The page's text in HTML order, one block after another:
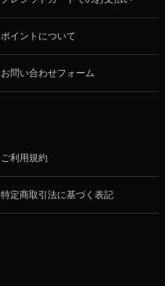
ポイントについて
お問い合わせフォーム
ご利用規約
特定商取引法に基づく表記